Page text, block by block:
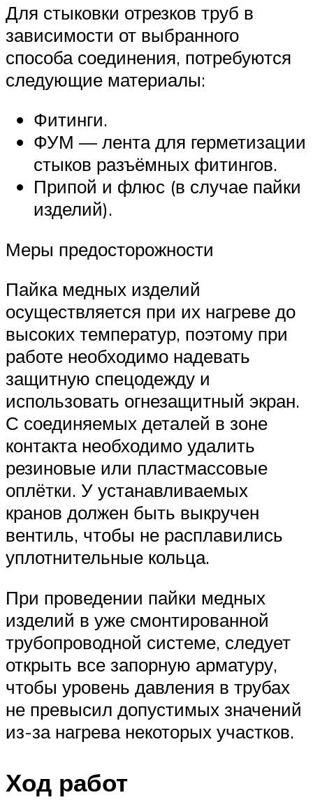
Для стыковки отрезков труб в
зависимости от выбранного
способа соединения, потребуются
следующие материалы:
Фитинги.
ФУМ — лента для герметизации
стыков разъёмных фитингов.
Припой и флюс (в случае пайки
изделий).
Меры предосторожности
Пайка медных изделий
осуществляется при их нагреве до
высоких температур, поэтому при
работе необходимо надевать
защитную спецодежду и
использовать огнезащитный экран.
С соединяемых деталей в зоне
контакта необходимо удалить
резиновые или пластмассовые
оплётки. У устанавливаемых
кранов должен быть выкручен
вентиль, чтобы не расплавились
уплотнительные кольца.
При проведении пайки медных
изделий в уже смонтированной
трубопроводной системе, следует
открыть все запорную арматуру,
чтобы уровень давления в трубах
не превысил допустимых значений
из-за нагрева некоторых участков.
Ход работ